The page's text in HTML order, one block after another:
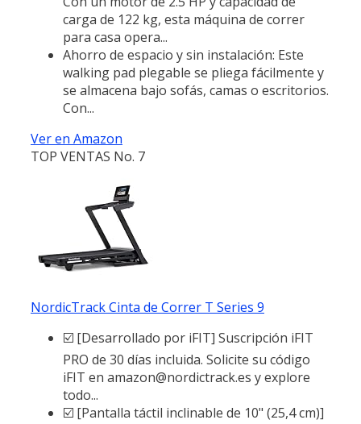
carga de 122 kg, esta máquina de correr
para casa opera...
Ahorro de espacio y sin instalación: Este
walking pad plegable se pliega fácilmente y
se almacena bajo sofás, camas o escritorios.
Con...
Ver en Amazon
TOP VENTAS No. 7
NordicTrack Cinta de Correr T Series 9
☑️ [Desarrollado por iFIT] Suscripción iFIT
PRO de 30 días incluida. Solicite su código
iFIT en amazon@nordictrack.es y explore
todo...
☑️ [Pantalla táctil inclinable de 10" (25,4 cm)]